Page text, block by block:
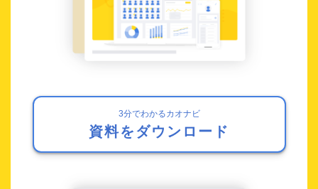
3分でわかるカオナビ
資料をダウンロード